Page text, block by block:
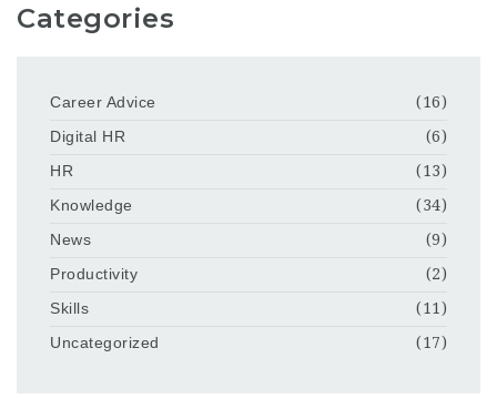
Categories
Career Advice
(16)
Digital HR
(6)
HR
(13)
Knowledge
(34)
News
(9)
Productivity
(2)
Skills
(11)
Uncategorized
(17)